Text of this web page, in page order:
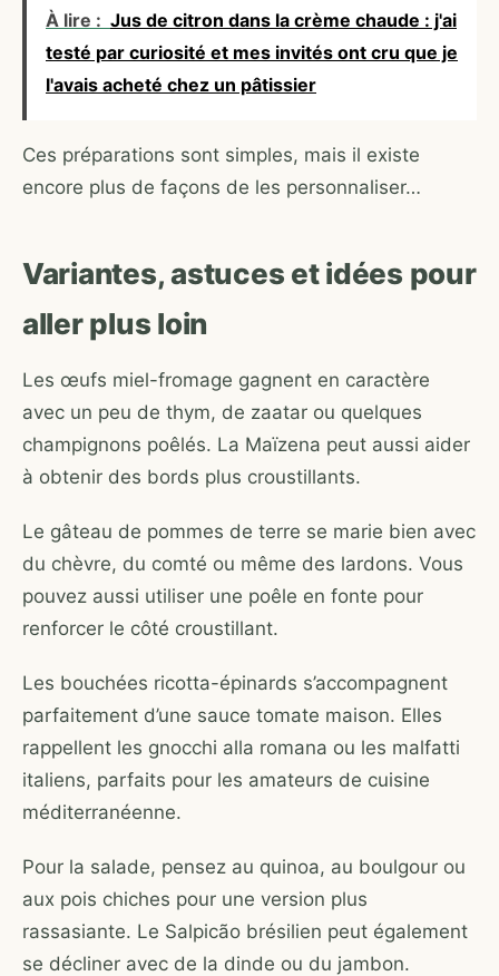
À lire : Jus de citron dans la crème chaude : j'ai
testé par curiosité et mes invités ont cru que je
l'avais acheté chez un pâtissier
Ces préparations sont simples, mais il existe
encore plus de façons de les personnaliser…
Variantes, astuces et idées pour
aller plus loin
Les œufs miel-fromage gagnent en caractère
avec un peu de thym, de zaatar ou quelques
champignons poêlés. La Maïzena peut aussi aider
à obtenir des bords plus croustillants.
Le gâteau de pommes de terre se marie bien avec
du chèvre, du comté ou même des lardons. Vous
pouvez aussi utiliser une poêle en fonte pour
renforcer le côté croustillant.
Les bouchées ricotta-épinards s’accompagnent
parfaitement d’une sauce tomate maison. Elles
rappellent les gnocchi alla romana ou les malfatti
italiens, parfaits pour les amateurs de cuisine
méditerranéenne.
Pour la salade, pensez au quinoa, au boulgour ou
aux pois chiches pour une version plus
rassasiante. Le Salpicão brésilien peut également
se décliner avec de la dinde ou du jambon.